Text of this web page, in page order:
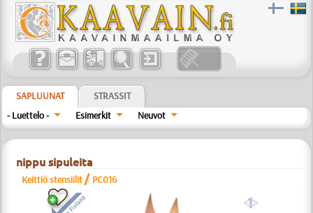
SAPLUUNAT
STRASSIT
- Luettelo -
Esimerkit Neuvot
nippu sipuleita
Keittiö stensiilit / РС016
a